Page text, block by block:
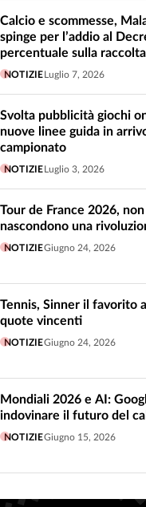
Calcio e scommesse,
spinge per l’addio al
percentuale sulla raccolta
NOTIZIELuglio 7, 2026
Svolta pubblicità giochi
nuove linee guida in
campionato
NOTIZIELuglio 3, 2026
Tour de France 2026,
nascondono una
NOTIZIEGiugno 24, 2026
Tennis, Sinner il favorito
quote vincenti
NOTIZIEGiugno 24, 2026
Mondiali 2026 e AI:
indovinare il futuro del
NOTIZIEGiugno 15, 2026